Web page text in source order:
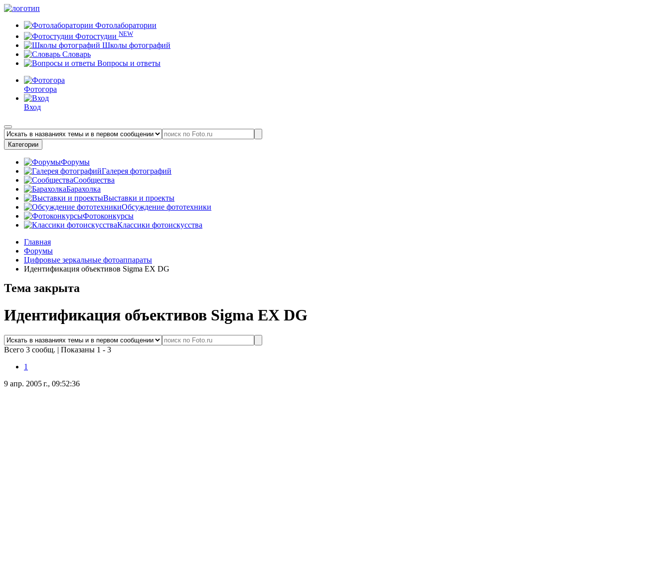
Фотолаборатории
Фотостудии NEW
Школы фотографий
Словарь
Вопросы и ответы
Фотогора
Вход
Категории
Форумы
Галерея фотографий
Сообщества
Барахолка
Выставки и проекты
Обсуждение фототехники
Фотоконкурсы
Классики фотоискусства
Главная
Форумы
Цифровые зеркальные фотоаппараты
Идентификация объективов Sigma EX DG
Тема закрыта
Идентификация объективов Sigma EX DG
Всего 3 сообщ. | Показаны 1 - 3
1
9 апр. 2005 г., 09:52:36